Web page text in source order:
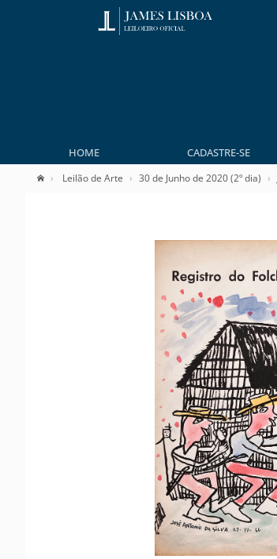
HOME CADASTRE-SE
Leilão de Arte 30 de Junho de 2020 (2º dia)